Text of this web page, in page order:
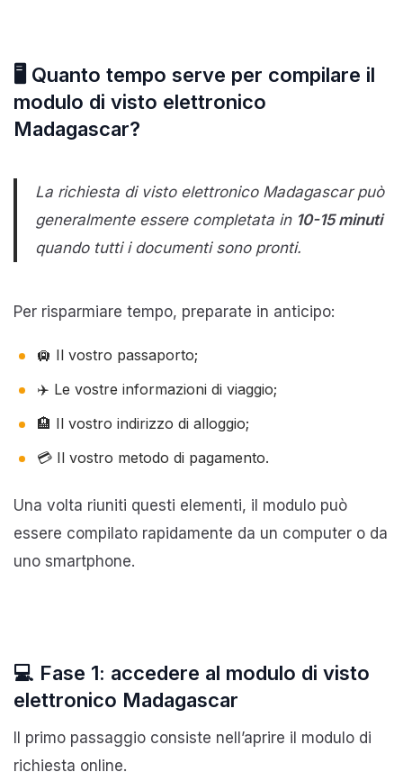
🖥️ Quanto tempo serve per compilare il
modulo di visto elettronico
Madagascar?
La richiesta di visto elettronico Madagascar può
generalmente essere completata in 10-15 minuti
quando tutti i documenti sono pronti.
Per risparmiare tempo, preparate in anticipo:
🛄 Il vostro passaporto;
✈️ Le vostre informazioni di viaggio;
🏨 Il vostro indirizzo di alloggio;
💳 Il vostro metodo di pagamento.
Una volta riuniti questi elementi, il modulo può
essere compilato rapidamente da un computer o da
uno smartphone.
💻 Fase 1: accedere al modulo di visto
elettronico Madagascar
Il primo passaggio consiste nell’aprire il modulo di
richiesta online.